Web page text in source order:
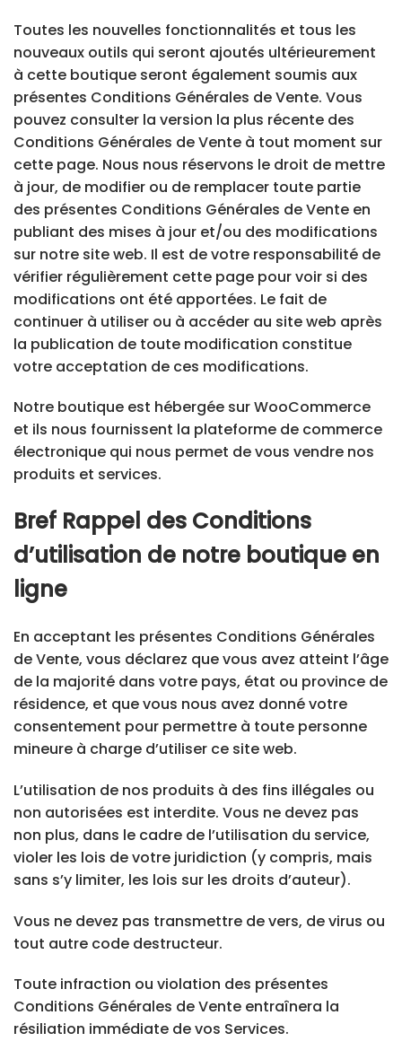
Toutes les nouvelles fonctionnalités et tous les
nouveaux outils qui seront ajoutés ultérieurement
à cette boutique seront également soumis aux
présentes Conditions Générales de Vente. Vous
pouvez consulter la version la plus récente des
Conditions Générales de Vente à tout moment sur
cette page. Nous nous réservons le droit de mettre
à jour, de modifier ou de remplacer toute partie
des présentes Conditions Générales de Vente en
publiant des mises à jour et/ou des modifications
sur notre site web. Il est de votre responsabilité de
vérifier régulièrement cette page pour voir si des
modifications ont été apportées. Le fait de
continuer à utiliser ou à accéder au site web après
la publication de toute modification constitue
votre acceptation de ces modifications.
Notre boutique est hébergée sur WooCommerce
et ils nous fournissent la plateforme de commerce
électronique qui nous permet de vous vendre nos
produits et services.
Bref Rappel des Conditions
d’utilisation de notre boutique en
ligne
En acceptant les présentes Conditions Générales
de Vente, vous déclarez que vous avez atteint l’âge
de la majorité dans votre pays, état ou province de
résidence, et que vous nous avez donné votre
consentement pour permettre à toute personne
mineure à charge d’utiliser ce site web.
L’utilisation de nos produits à des fins illégales ou
non autorisées est interdite. Vous ne devez pas
non plus, dans le cadre de l’utilisation du service,
violer les lois de votre juridiction (y compris, mais
sans s’y limiter, les lois sur les droits d’auteur).
Vous ne devez pas transmettre de vers, de virus ou
tout autre code destructeur.
Toute infraction ou violation des présentes
Conditions Générales de Vente entraînera la
résiliation immédiate de vos Services.